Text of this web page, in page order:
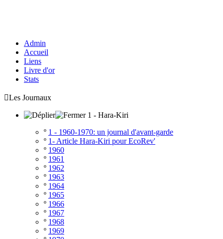
Admin
Accueil
Liens
Livre d'or
Stats
Les Journaux
1 - Hara-Kiri
º 1 - 1960-1970: un journal d'avant-garde
º 1- Article Hara-Kiri pour EcoRev'
º 1960
º 1961
º 1962
º 1963
º 1964
º 1965
º 1966
º 1967
º 1968
º 1969